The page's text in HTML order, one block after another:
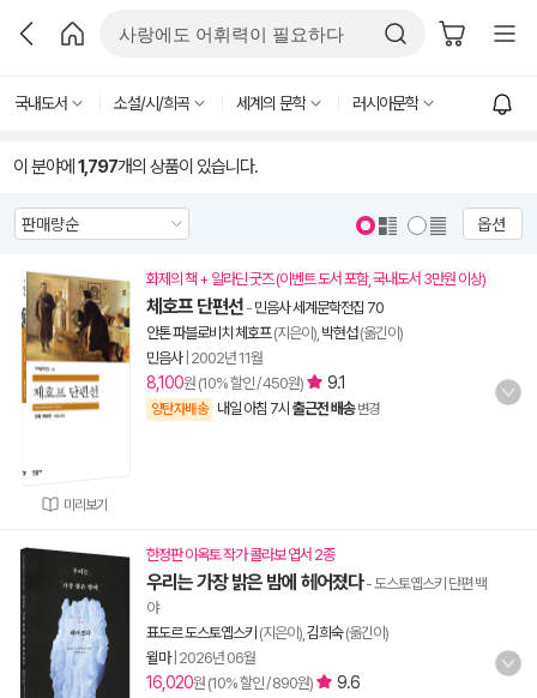
국내도서 소설/시/희곡 세계의 문학 러시아문학
이 분야에 1,797개의 상품이 있습니다.
옵션
미리보기
화제의 책 + 알라딘 굿즈 (이벤트 도서 포함, 국내도서 3만원 이상)
체호프 단편선 - 민음사 세계문학전집 70
안톤 파블로비치 체호프(지은이), 박현섭(옮긴이)
민음사| 2002년 11월
8,100원 (10% 할인 / 450원) 9.1
양탄자배송 내일 아침 7시 출근전 배송 변경
한정판 이옥토 작가 콜라보 엽서 2종
우리는 가장 밝은 밤에 헤어졌다- 도스토옙스키 단편 백
야
표도르 도스토옙스키 (지은이), 김희숙(옮긴이)
윌마| 2026년 06월
16,020원 (10% 할인 / 890원) 9.6